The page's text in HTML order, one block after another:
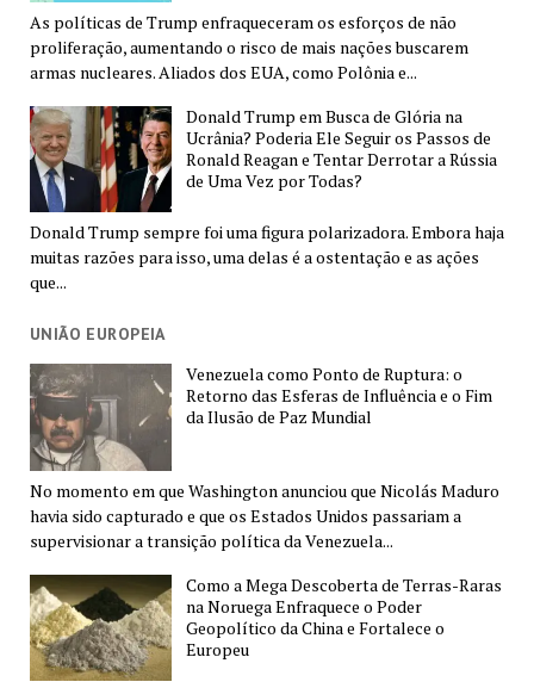
As políticas de Trump enfraqueceram os esforços de não
proliferação, aumentando o risco de mais nações buscarem
armas nucleares. Aliados dos EUA, como Polônia e...
Donald Trump em Busca de Glória na
Ucrânia? Poderia Ele Seguir os Passos de
Ronald Reagan e Tentar Derrotar a Rússia
de Uma Vez por Todas?
Donald Trump sempre foi uma figura polarizadora. Embora haja
muitas razões para isso, uma delas é a ostentação e as ações
que...
UNIÃO EUROPEIA
Venezuela como Ponto de Ruptura: o
Retorno das Esferas de Influência e o Fim
da Ilusão de Paz Mundial
No momento em que Washington anunciou que Nicolás Maduro
havia sido capturado e que os Estados Unidos passariam a
supervisionar a transição política da Venezuela...
Como a Mega Descoberta de Terras-Raras
na Noruega Enfraquece o Poder
Geopolítico da China e Fortalece o
Europeu